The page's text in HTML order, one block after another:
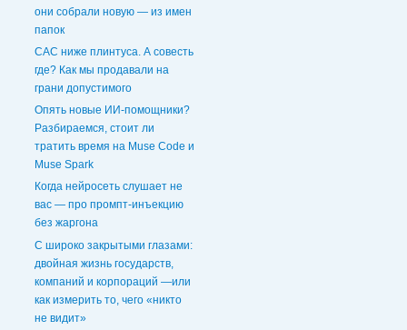
они собрали новую — из имен
папок
CAC ниже плинтуса. А совесть
где? Как мы продавали на
грани допустимого
Опять новые ИИ-помощники?
Разбираемся, стоит ли
тратить время на Muse Code и
Muse Spark
Когда нейросеть слушает не
вас — про промпт-инъекцию
без жаргона
С широко закрытыми глазами:
двойная жизнь государств,
компаний и корпораций —или
как измерить то, чего «никто
не видит»